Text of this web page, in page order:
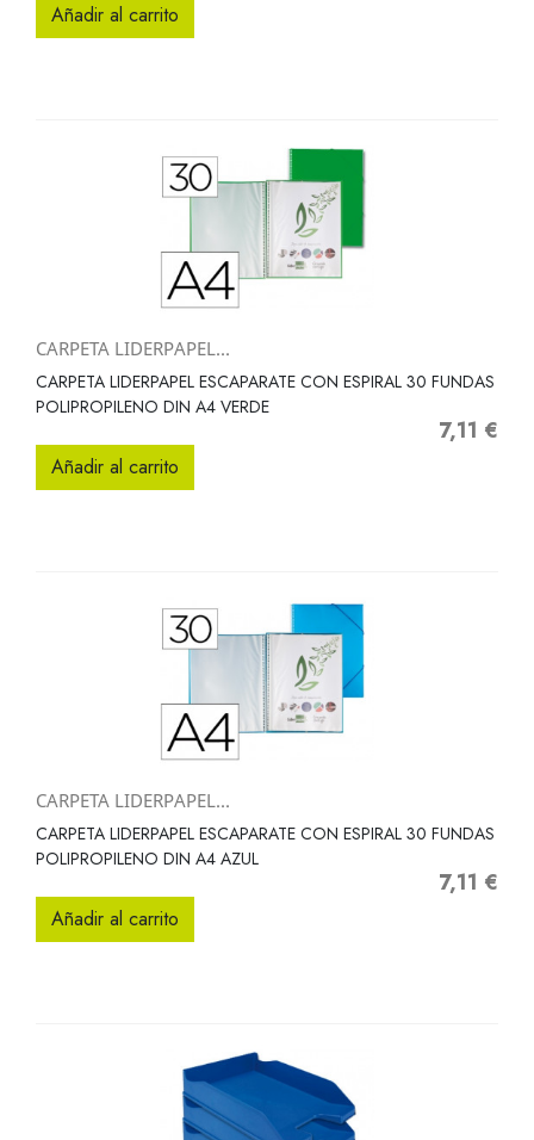
Añadir al carrito
CARPETA LIDERPAPEL...
CARPETA LIDERPAPEL ESCAPARATE CON ESPIRAL 30 FUNDAS
POLIPROPILENO DIN A4 VERDE
Precio
7,11 €
Añadir al carrito
CARPETA LIDERPAPEL...
CARPETA LIDERPAPEL ESCAPARATE CON ESPIRAL 30 FUNDAS
POLIPROPILENO DIN A4 AZUL
Precio
7,11 €
Añadir al carrito